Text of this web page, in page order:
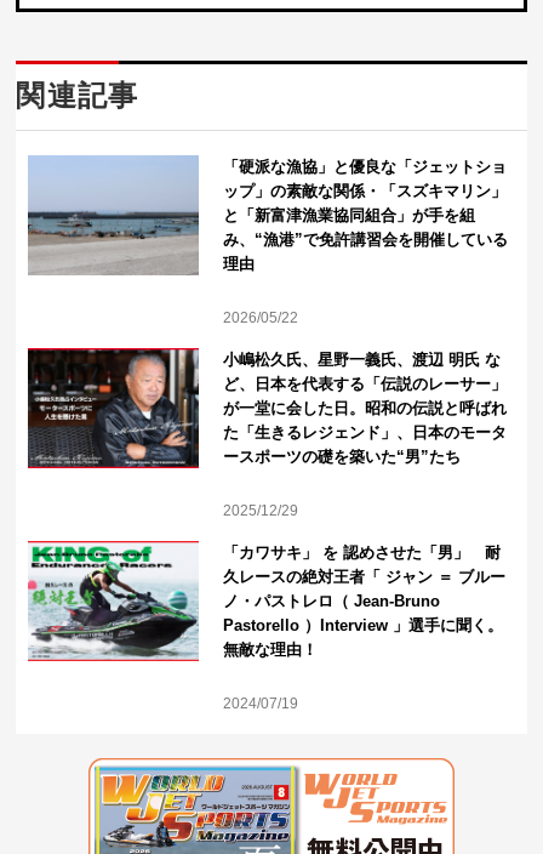
関連記事
「硬派な漁協」と優良な「ジェットショ
ップ」の素敵な関係・「スズキマリン」
と「新富津漁業協同組合」が手を組
み、“漁港”で免許講習会を開催している
理由
2026/05/22
小嶋松久氏、星野一義氏、渡辺 明氏 な
ど、日本を代表する「伝説のレーサー」
が一堂に会した日。昭和の伝説と呼ばれ
た「生きるレジェンド」、日本のモータ
ースポーツの礎を築いた“男”たち
2025/12/29
「カワサキ」 を 認めさせた「男」 耐
久レースの絶対王者「 ジャン ＝ ブルー
ノ・パストレロ（ Jean-Bruno
Pastorello ）Interview 」選手に聞く。
無敵な理由！
2024/07/19